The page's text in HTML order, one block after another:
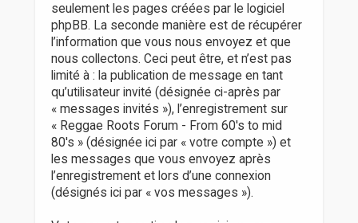
seulement les pages créées par le logiciel
phpBB. La seconde manière est de récupérer
l’information que vous nous envoyez et que
nous collectons. Ceci peut être, et n’est pas
limité à : la publication de message en tant
qu’utilisateur invité (désignée ci-après par
« messages invités »), l’enregistrement sur
« Reggae Roots Forum - From 60's to mid
80's » (désignée ici par « votre compte ») et
les messages que vous envoyez après
l’enregistrement et lors d’une connexion
(désignés ici par « vos messages »).